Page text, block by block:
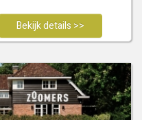
Bekijk details >>